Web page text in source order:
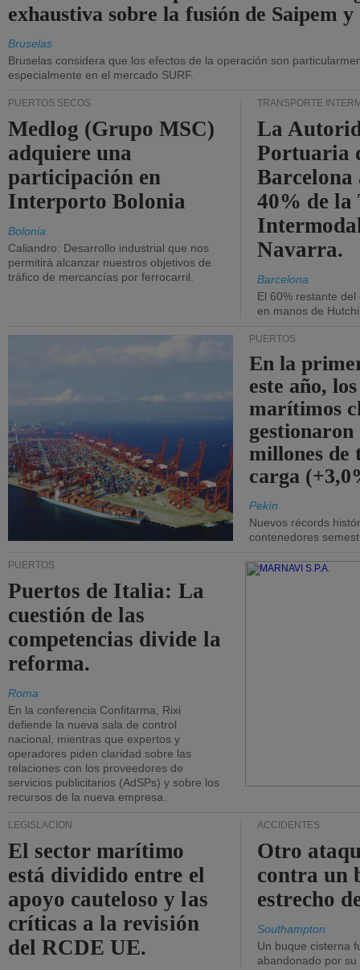
exhaustiva sobre la fusión de Saipem y
Bruselas
Bruselas considera que los efectos de la operación son
especialmente en el mercado SURF.
PUERTOS SECOS
Medlog (Grupo MSC)
adquiere una
participación en
Interporto Bolonia
Bolonia
Caliandro: Desarrollo industrial que nos
permitirá alcanzar nuestros objetivos de
tráfico de mercancías por ferrocarril.
TRANSPORTE
La
Portuaria
40% de la
Navarra.
Barcelona
El 60% restante
en manos de
PUERTOS
En la
este año,
marítimos
gestionaron
millones de
carga
Pekín
Nuevos récords
contenedores
PUERTOS
Puertos de Italia: La
cuestión de las
competencias divide la
reforma.
Roma
En la conferencia Confitarma, Rixi
defiende la nueva sala de control
nacional, mientras que expertos y
operadores piden claridad sobre las
relaciones con los proveedores de
servicios publicitarios (AdSPs) y sobre los
recursos de la nueva empresa.
LEGISLACIÓN
El sector marítimo
está dividido entre el
apoyo cauteloso y las
críticas a la revisión
del RCDE UE.
ACCIDENTES
Otro
contra un
estrecho
Southampton
Un buque cisterna
abandonado por su